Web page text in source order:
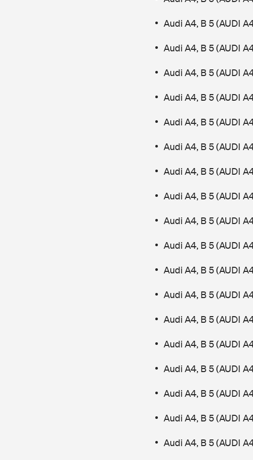
Audi A4, B 5 (AUDI
Audi A4, B 5 (AUDI
Audi A4, B 5 (AUDI
Audi A4, B 5 (AUDI
Audi A4, B 5 (AUDI
Audi A4, B 5 (AUDI
Audi A4, B 5 (AUDI
Audi A4, B 5 (AUDI
Audi A4, B 5 (AUDI
Audi A4, B 5 (AUDI
Audi A4, B 5 (AUDI
Audi A4, B 5 (AUDI
Audi A4, B 5 (AUDI
Audi A4, B 5 (AUDI
Audi A4, B 5 (AUDI
Audi A4, B 5 (AUDI
Audi A4, B 5 (AUDI
Audi A4, B 5 (AUDI